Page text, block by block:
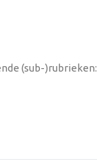
(sub-)rubrieken: